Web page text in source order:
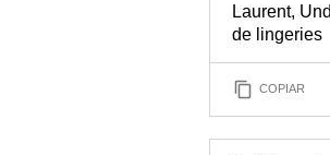
Laurent,
de lingeries
COPIAR